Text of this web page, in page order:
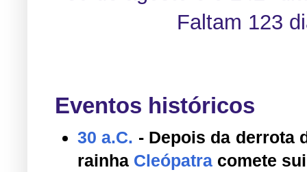
Faltam 123
Eventos históricos
30 a.C. - Depois da derrota
rainha Cleópatra comete